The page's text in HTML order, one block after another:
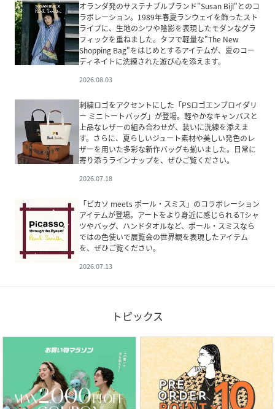
オランダ発のサステナブルブランド"Susan Bijl"とのコ
ラボレーション。1989年春夏ランウェイを飾ったスト
ライプに、生地のシワや陰影を表現したモダンなグラ
フィックを重ねました。タフで軽量な"The New
Shopping Bag"をはじめとするアイテムが、夏のコー
ディネイトに洗練された遊び心を添えます。
2026.08.03
刺繍ロゴをアクセントにした「PSロゴエンブロイダリ
ー ミニトートバッグ」が登場。軽やかなキャンバスと
上品なレザーの組み合わせが、装いに洗練を添えま
す。さらに、夏らしいジュート素材や美しい発色のレ
ザーを用いた多彩な新作バッグも揃いました。日常に
寄り添うラインナップを、ぜひご覧ください。
2026.07.18
「ピカソ meets ポール・スミス」のコラボレーション
アイテムが登場。アートをより身近に感じられるTシャ
ツやバッグ、ハンドタオルなど、ポール・スミスなら
ではの色使いで展覧会の世界観を表現したアイテム
を、ぜひご覧ください。
2026.07.13
トピックス